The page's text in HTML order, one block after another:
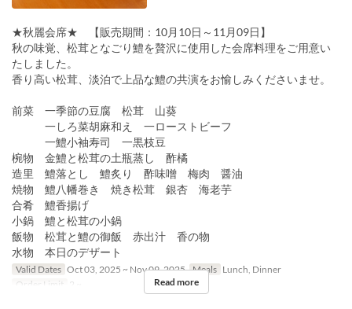
★秋麗会席★ 【販売期間：10月10日～11月09日】
秋の味覚、松茸となごり鱧を贅沢に使用した会席料理をご用意い
たしました。
香り高い松茸、淡泊で上品な鱧の共演をお愉しみくださいませ。
前菜 一季節の豆腐 松茸 山葵
一しろ菜胡麻和え 一ローストビーフ
一鱧小袖寿司 一黒枝豆
椀物 金鱧と松茸の土瓶蒸し 酢橘
造里 鱧落とし 鱧炙り 酢味噌 梅肉 醤油
焼物 鱧八幡巻き 焼き松茸 銀杏 海老芋
合肴 鱧香揚げ
小鍋 鱧と松茸の小鍋
飯物 松茸と鱧の御飯 赤出汁 香の物
水物 本日のデザート
Valid Dates Oct 03, 2025 ~ Nov 09, 2025 Meals Lunch, Dinner
Order Limit
2 ~ Read more